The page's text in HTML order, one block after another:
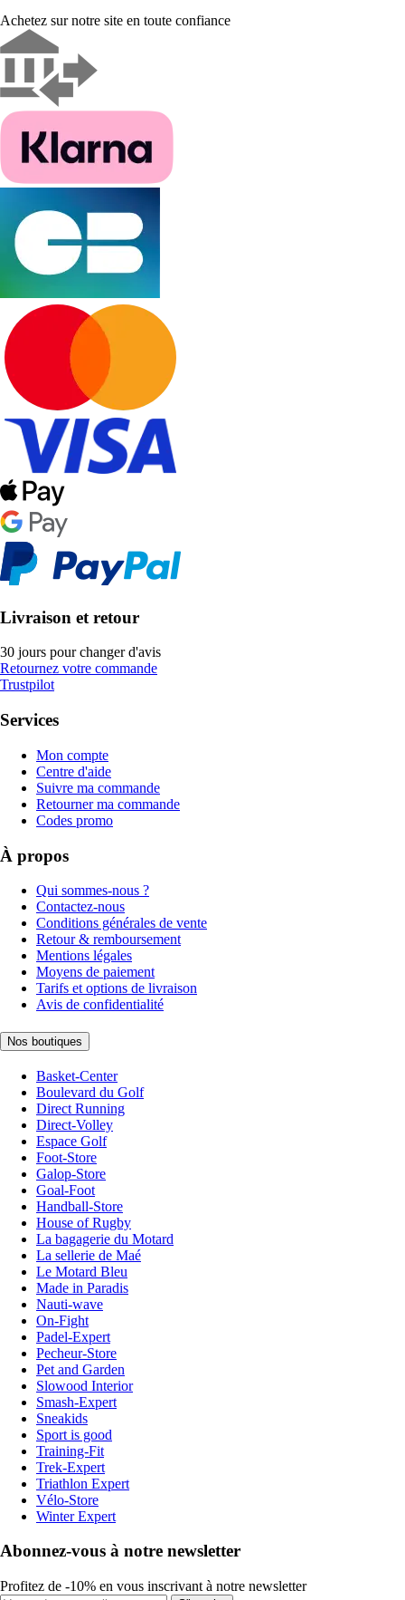
Achetez sur notre site en toute confiance
Livraison et retour
30 jours pour changer d'avis
Retournez votre commande
Trustpilot
Services
Mon compte
Centre d'aide
Suivre ma commande
Retourner ma commande
Codes promo
À propos
Qui sommes-nous ?
Contactez-nous
Conditions générales de vente
Retour & remboursement
Mentions légales
Moyens de paiement
Tarifs et options de livraison
Avis de confidentialité
Nos boutiques
Basket-Center
Boulevard du Golf
Direct Running
Direct-Volley
Espace Golf
Foot-Store
Galop-Store
Goal-Foot
Handball-Store
House of Rugby
La bagagerie du Motard
La sellerie de Maé
Le Motard Bleu
Made in Paradis
Nauti-wave
On-Fight
Padel-Expert
Pecheur-Store
Pet and Garden
Slowood Interior
Smash-Expert
Sneakids
Sport is good
Training-Fit
Trek-Expert
Triathlon Expert
Vélo-Store
Winter Expert
Abonnez-vous à notre newsletter
Profitez de -10% en vous inscrivant à notre newsletter